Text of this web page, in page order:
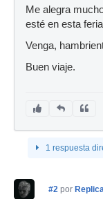
Me alegra
esté en esta
Venga,
Buen viaje.
1 respuesta
#2 por